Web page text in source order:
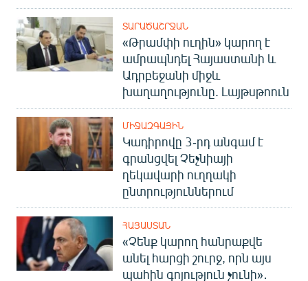
ՏԱՐԱԾԱՇՐՋԱՆ
«Թրամփի ուղին» կարող է
ամրապնդել Հայաստանի և
Ադրբեջանի միջև
խաղաղությունը. Լայթսթոուն
ՄԻՋԱԶԳԱՅԻՆ
Կադիրովը 3-րդ անգամ է
գրանցվել Չեչնիայի
ղեկավարի ուղղակի
ընտրություններում
ՀԱՅԱՍՏԱՆ
«Չենք կարող հանրաքվե
անել հարցի շուրջ, որն այս
պահին գոյություն չունի»․